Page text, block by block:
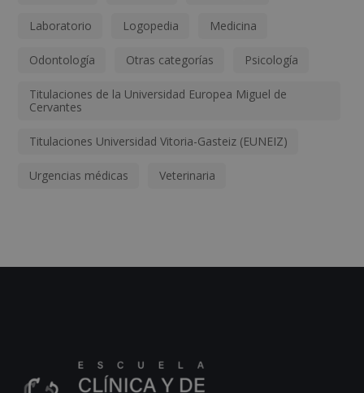
Laboratorio Logopedia Medicina
Odontología Otras categorías Psicología
Titulaciones de la Universidad Europea Miguel de
Cervantes
Titulaciones Universidad Vitoria-Gasteiz (EUNEIZ)
Urgencias médicas Veterinaria